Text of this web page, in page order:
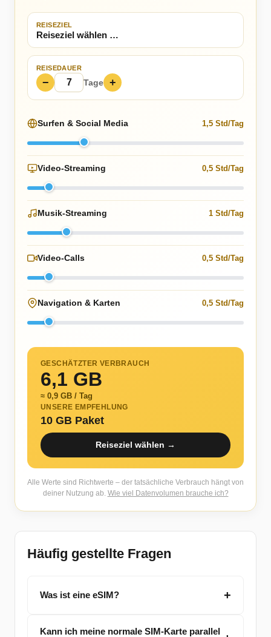
REISEZIEL
REISEDAUER
− Tage +
Surfen & Social Media 1,5 Std/Tag
Video-Streaming 0,5 Std/Tag
Musik-Streaming 1 Std/Tag
Video-Calls 0,5 Std/Tag
Navigation & Karten 0,5 Std/Tag
GESCHÄTZTER VERBRAUCH
6,1 GB
≈ 0,9 GB / Tag
UNSERE EMPFEHLUNG
10 GB Paket
Reiseziel wählen →
Alle Werte sind Richtwerte – der tatsächliche Verbrauch hängt von
deiner Nutzung ab. Wie viel Datenvolumen brauche ich?
Häufig gestellte Fragen
Was ist eine eSIM?
Kann ich meine normale SIM-Karte parallel